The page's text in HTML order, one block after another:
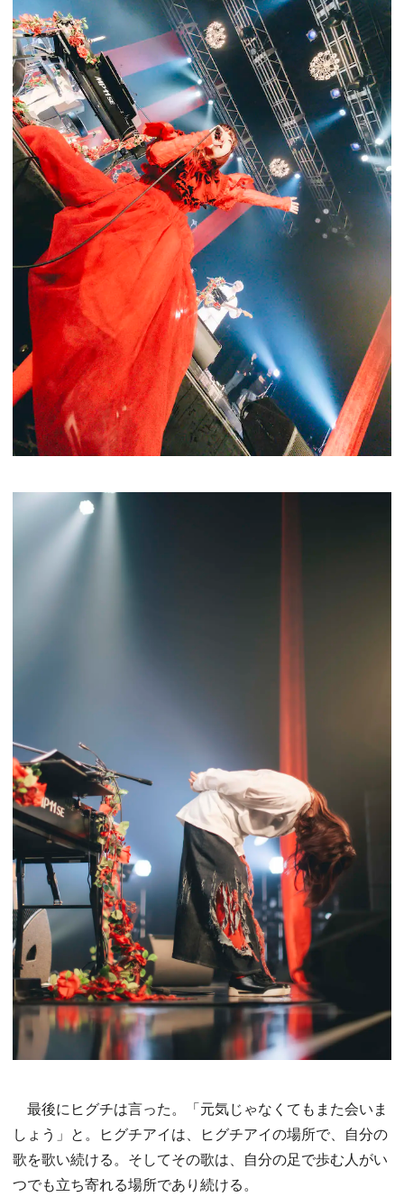
最後にヒグチは言った。「元気じゃなくてもまた会いま
しょう」と。ヒグチアイは、ヒグチアイの場所で、自分の
歌を歌い続ける。そしてその歌は、自分の足で歩む人がい
つでも立ち寄れる場所であり続ける。